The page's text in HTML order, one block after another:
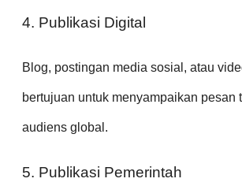
4. Publikasi Digital
Blog, postingan media sosial, atau
bertujuan untuk menyampaikan pesan
audiens global.
5. Publikasi Pemerintah